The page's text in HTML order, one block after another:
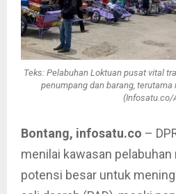
Teks: Pelabuhan Loktuan pusat vital
penumpang dan barang, terutama
(Infosatu.co/
Bontang, infosatu.co –
menilai kawasan
potensi besar untuk